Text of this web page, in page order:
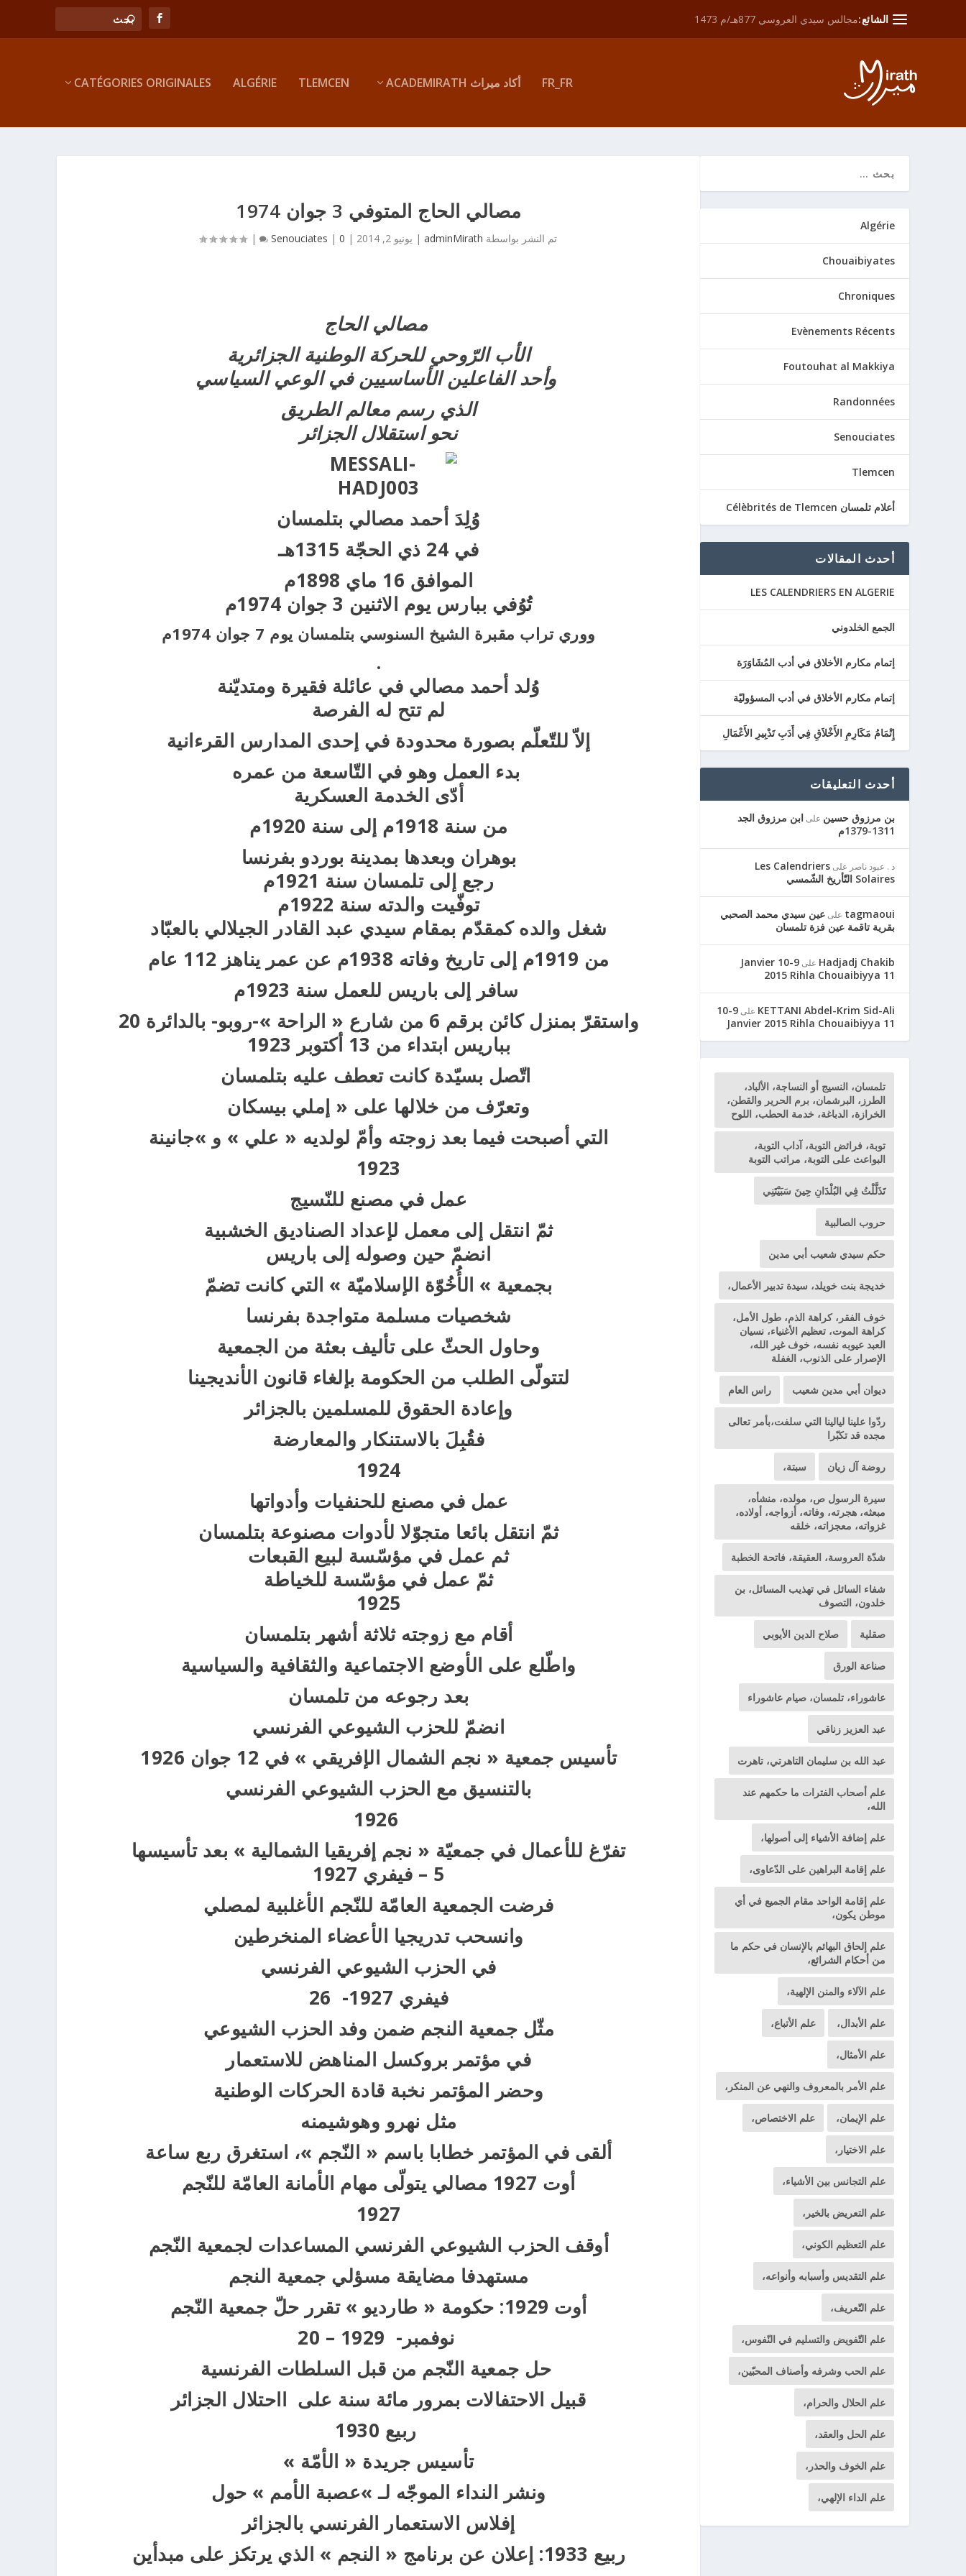
الشائع:مجالس سيدي العروسي 877هـ/م 1473
FR_FR أكاد ميراث ACADEMIRATH TLEMCEN
ALGÉRIE
CATÉGORIES ORIGINALES
مصالي الحاج المتوفي 3 جوان 1974
تم النشر بواسطة adminMirath
| يونيو 2, 2014 |
Senouciates | 0
|
مصالي الحاج
الأب الرّوحي للحركة الوطنية الجزائرية
وأحد الفاعلين الأساسيينفي الوعي السياسي
الذي رسم معالم الطريق
نحو استقلال الجزائر
وُلِدَ أحمد مصالي بتلمسان
في 24 ذي الحجّة 1315هـ
الموافق 16 ماي 1898م
تُوُفي ببارس يوم الاثنين 3 جوان 1974م
ووري تراب مقبرة الشيخ السنوسي بتلمسان يوم 7 جوان 1974م
.
وُلد أحمد مصالي في عائلة فقيرة ومتديّنة
لم تتح له الفرصة
إلاّ للتّعلّم بصورة محدودة في إحدى المدارس القرءانية
بدء العمل وهو في التّاسعة من عمره
أدّى الخدمة العسكرية
من سنة 1918م إلى سنة 1920م
بوهران وبعدها بمدينة بوردو بفرنسا
رجع إلى تلمسان سنة 1921م
توفّيت والدته سنة 1922م
شغل والده كمقدّم بمقام سيدي عبد القادر الجيلالي بالعبّاد
من 1919م إلى تاريخ وفاته 1938م عن عمر يناهز 112 عام
سافر إلى باريس للعمل سنة 1923م
واستقرّ بمنزل كائن برقم 6 من شارع « الراحة »-روبو- بالدائرة 20
بباريس ابتداء من 13 أكتوبر 1923
اتّصل بسيّدة كانت تعطف عليه بتلمسان
وتعرّف من خلالها على « إملي بيسكان
التي أصبحت فيما بعد زوجته وأمّ لولديه « علي » و »جانينة
1923
عمل في مصنع للنّسيج
ثمّ انتقل إلى معمل لإعداد الصناديق الخشبية
انضمّ حين وصوله إلى باريس
بجمعية » الأُخُوّة الإسلاميّة » التي كانت تضمّ
شخصيات مسلمة متواجدة بفرنسا
وحاول الحثّ على تأليف بعثة من الجمعية
لتتولّى الطلب من الحكومة بإلغاء قانون الأنديجينا
وإعادة الحقوق للمسلمين بالجزائر
فقُبِلَ بالاستنكار والمعارضة
1924
عمل في مصنع للحنفيات وأدواتها
ثمّ انتقل بائعا متجوّلا لأدوات مصنوعة بتلمسان
ثم عمل في مؤسّسة لبيع القبعات
ثمّ عمل في مؤسّسة للخياطة
1925
أقام مع زوجته ثلاثة أشهر بتلمسان
واطّلع على الأوضع الاجتماعية والثقافية والسياسية
بعد رجوعه من تلمسان
انضمّ للحزب الشيوعي الفرنسي
تأسيس جمعية « نجم الشمال الإفريقي » في 12 جوان 1926
بالتنسيق مع الحزب الشيوعي الفرنسي
تفرّغ للأعمال في جمعيّة « نجم إفريقيا الشمالية » بعد تأسيسها
5 – فيفري 1927
فرضت الجمعية العامّة للنّجم الأغلبية لمصلي
وانسحب تدريجيا الأعضاء المنخرطين
في الحزب الشيوعي الفرنسي
فيفري 1927- 26
مثّل جمعية النجم ضمن وفد الحزب الشيوعي
في مؤتمر بروكسل المناهض للاستعمار
وحضر المؤتمر نخبة قادة الحركات الوطنية
مثل نهرو وهوشيمنه
ألقى في المؤتمر خطابا باسم « النّجم »، استغرق ربع ساعة
أوت 1927 مصالي يتولّى مهام الأمانة العامّة للنّجم
1927
أوقف الحزب الشيوعي الفرنسي المساعدات لجمعية النّجم
مستهدفا مضايقة مسؤلي جمعية النجم
أوت 1929: حكومة « طارديو » تقرر حلّ جمعية النّجم
نوفمبر- 1929 – 20
حل جمعية النّجم من قبل السلطات الفرنسية
قبيل الاحتفالات بمرور مائة سنة على ااحتلال الجزائر
ربيع 1930
تأسيس جريدة « الأمّة »
ونشر النداء الموجّه لـ »عصبة الأمم » حول
إفلاس الاستعمار الفرنسي بالجزائر
ربيع 1933: إعلان عن برنامج « النجم » الذي يرتكز على مبدأين
Algérie
Chouaibiyates
Chroniques
Evènements Récents
Foutouhat al Makkiya
Randonnées
Senouciates
Tlemcen
أعلام تلمسان Célèbrités de Tlemcen
أحدث المقالات
LES CALENDRIERS EN ALGERIE
الجمع الخلدوني
إتمام مكارم الأخلاق في أدب المُشَاوَرَة
إتمام مكارم الأخلاق في أدب المسؤوليّة
إِتْمَامُ مَكَارِمِ الأَخْلاَقِ فِي أَدَبِ تَدْبِيرِ الأَعْمَالِ
أحدث التعليقات
بن مرزوق حسين علىابن مرزوق الجد
1311-1379م
د . عبود ناصر علىLes Calendriers
Solaires التّأريخ الشّمسي
tagmaoui علىعين سيدي محمد الصحبي
بقرية تاقمة عين فزة تلمسان
Hadjadj Chakib على
9-10 Janvier
2015 Rihla Chouaibiyya 11
KETTANI Abdel-Krim Sid-Ali على
9-10
Janvier 2015 Rihla Chouaibiyya 11
تلمسان، النسيج أو النساجة، الألباد،
الطرز، البرشمان، برم الحرير والقطن،
الخرازة، الدباغة، خدمة الحطب، اللوح
توبة، فرائض التوبة، آداب التوبة،
البواعث على التوبة، مراتب التوبة
تَذَلَّلْتُ فِي البُلْدَانِ حِينَ سَبَيْتَنِي
حروب الصالبية
حكم سيدي شعيب أبي مدين
خديجة بنت خويلد، سيدة تدبير الأعمال،
خوف الفقر، كراهة الذم، طول الأمل،
كراهة الموت، تعظيم الأغنياء، نسيان
العبد عيوبه نفسه، خوف غير الله،
الإصرار على الذنوب، الغفلة
ديوان أبي مدين شعيب راس العام
ردّوا علينا ليالينا التي سلفت،بأمر تعالى
مجده قد تكبّرا
روضة آل زيان سبتة،
سيرة الرسول ص، مولده، منشأه،
مبعثه، هجرته، وفاته، أزواجه، أولاده،
غزواته، معجزاته، خلقه
شدّة العروسة، العقيقة، فاتحة الخطبة
شفاء السائل في تهذيب المسائل، بن
خلدون، التصوف
صقلية صلاح الدين الأيوبي
صناعة الورق
عاشوراء، تلمسان، صيام عاشوراء
عبد العزيز زناقي
عبد الله بن سليمان التاهرتي، تاهرت
علم أصحاب الفترات ما حكمهم عند
الله،
علم إضافة الأشياء إلى أصولها،
علم إقامة البراهين على الدّعاوى،
علم إقامة الواحد مقام الجميع في أي
موطن يكون،
علم إلحاق البهائم بالإنسان في حكم ما
من أحكام الشرائع،
علم الآلاء والمنن الإلهية،
علم الأبدال، علم الأتباع،
علم الأمثال،
علم الأمر بالمعروف والنهي عن المنكر،
علم الإيمان، علم الاختصاص،
علم الاختيار،
علم التجانس بين الأشياء،
علم التعريض بالخير،
علم التعظيم الكوني،
علم التقديس وأسبابه وأنواعه،
علم التّعريف،
علم التّفويض والتسليم في النّفوس،
علم الحب وشرفه وأصناف المحبّين،
علم الحلال والحرام،
علم الحل والعقد،
علم الخوف والحذر،
علم الداء الإلهي،